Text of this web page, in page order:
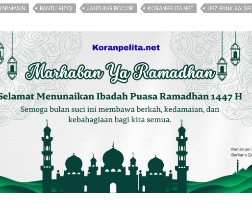
BANTU RIZQI JANTUNG BOCOR KORANPELITA.NET UPZ BANK KALSEL